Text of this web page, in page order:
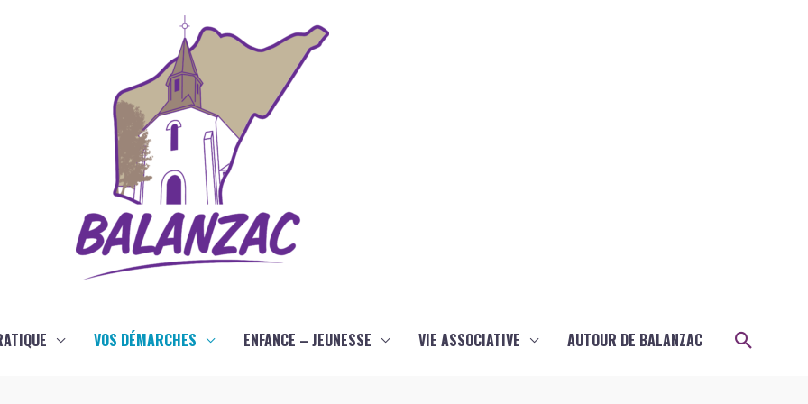
VOS DÉMARCHES ENFANCE – JEUNESSE VIE ASSOCIATIVE AUTOUR DE BALANZAC